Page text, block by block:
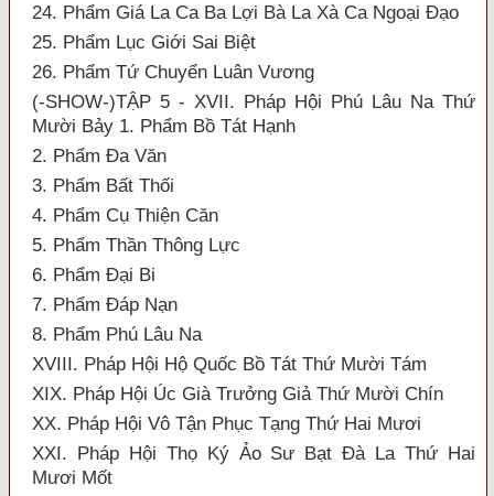
24. Phẩm Giá La Ca Ba Lợi Bà La Xà Ca Ngoại Đạo
25. Phẩm Lục Giới Sai Biệt
26. Phẩm Tứ Chuyển Luân Vương
(-SHOW-)TẬP 5 - XVII. Pháp Hội Phú Lâu Na Thứ
Mười Bảy 1. Phẩm Bồ Tát Hạnh
2. Phẩm Đa Văn
3. Phẩm Bất Thối
4. Phẩm Cụ Thiện Căn
5. Phẩm Thần Thông Lực
6. Phẩm Đại Bi
7. Phẩm Đáp Nạn
8. Phẩm Phú Lâu Na
XVIII. Pháp Hội Hộ Quốc Bồ Tát Thứ Mười Tám
XIX. Pháp Hội Úc Già Trưởng Giả Thứ Mười Chín
XX. Pháp Hội Vô Tận Phục Tạng Thứ Hai Mươi
XXI. Pháp Hội Thọ Ký Ảo Sư Bạt Đà La Thứ Hai
Mươi Mốt